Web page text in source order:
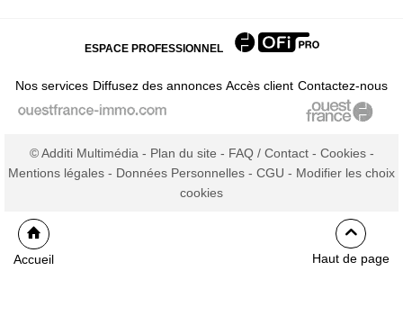
ESPACE PROFESSIONNEL
Nos services Diffusez des annonces Accès client Contactez-nous
© Additi Multimédia - Plan du site - FAQ / Contact- Cookies-
Mentions légales - Données Personnelles - CGU - Modifier les choix
cookies
Accueil Haut de page